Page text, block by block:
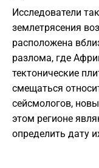
Исследователи
землетрясения
расположена
разлома, где
тектонические
смещаться
сейсмологов,
этом регионе
определить дату